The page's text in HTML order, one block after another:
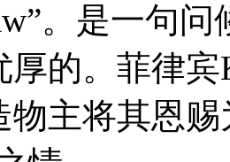
。是一句
的。菲律宾
物主将其恩